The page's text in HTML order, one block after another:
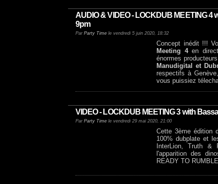
AUDIO & VIDEO - LOCKDUB MEETING 4
9pm
Par Party Time le vendredi 5 juin 2020, 18:32
Concept inédit !!!
Meeting 4en
énormes
Manudigital et
respectifs à
vous puissiez
VIDEO - LOCKDUB MEETING 3 with
Par Party Time le vendredi 29 mai 2020, 21:00
Cette 3ème édition
100% dubplate et
InterLion, Truth &
l'apparition des
READY TO